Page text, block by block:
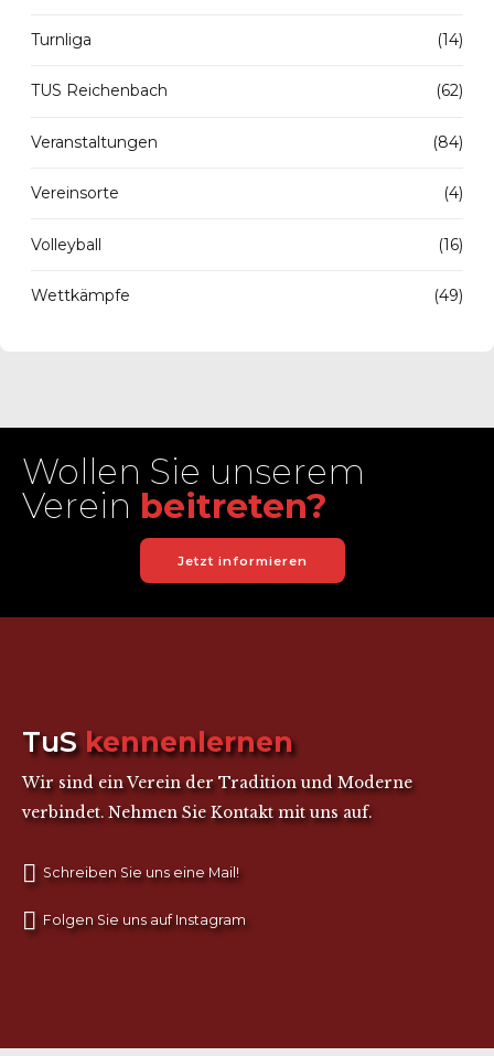
Turnliga (14)
TUS Reichenbach (62)
Veranstaltungen (84)
Vereinsorte (4)
Volleyball (16)
Wettkämpfe (49)
Wollen Sie unserem
Verein beitreten?
Jetzt informieren
TuS kennenlernen
Wir sind ein Verein der Tradition und Moderne
verbindet. Nehmen Sie Kontakt mit uns auf.
Schreiben Sie uns eine Mail!
Folgen Sie uns auf Instagram